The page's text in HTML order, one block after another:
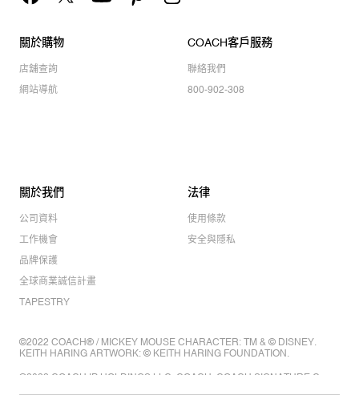
關於購物
店舖查詢
網站導航
COACH客戶服務
聯絡我們
800-902-308
關於我們
公司資料
工作機會
品牌保護
全球商業誠信計畫
TAPESTRY
法律
使用條款
安全與隱私
©2022 COACH® / MICKEY MOUSE CHARACTER: TM & © DISNEY.
KEITH HARING ARTWORK: © KEITH HARING FOUNDATION.
©2022 COACH IP HOLDINGS LLC. COACH, COACH SIGNATURE C